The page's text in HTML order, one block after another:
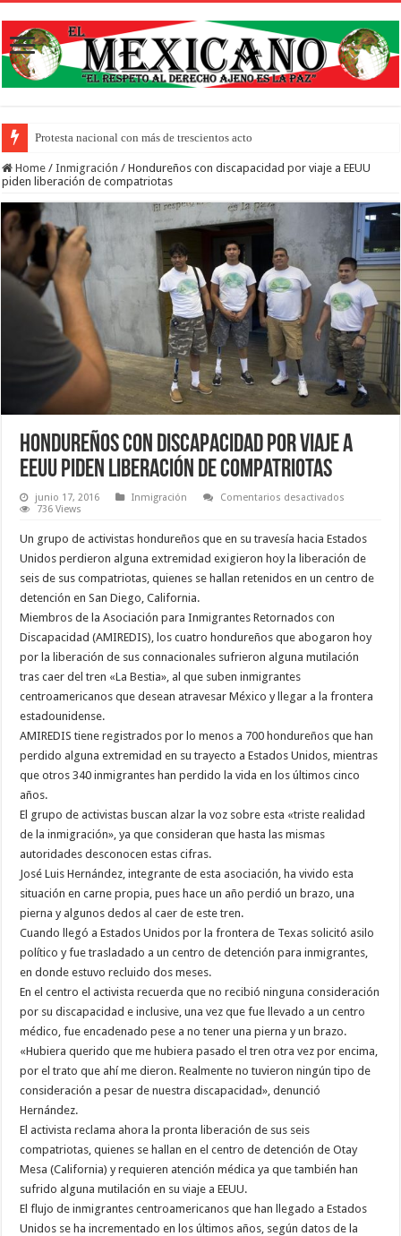
Protesta nacional con más de trescientos actos honra a inmigrantes muertos
Home / Inmigración / Hondureños con discapacidad por viaje a EEUU
piden liberación de compatriotas
Hondureños con discapacidad por viaje a
EEUU piden liberación de compatriotas
junio 17, 2016 Inmigración Comentarios desactivados
por
viaje
a
EEUU
736 Views
Un grupo de activistas hondureños que en su travesía hacia Estados
Unidos perdieron alguna extremidad exigieron hoy la liberación de
seis de sus compatriotas, quienes se hallan retenidos en un centro de
detención en San Diego, California.
Miembros de la Asociación para Inmigrantes Retornados con
Discapacidad (AMIREDIS), los cuatro hondureños que abogaron hoy
por la liberación de sus connacionales sufrieron alguna mutilación
tras caer del tren «La Bestia», al que suben inmigrantes
centroamericanos que desean atravesar México y llegar a la frontera
estadounidense.
AMIREDIS tiene registrados por lo menos a 700 hondureños que han
perdido alguna extremidad en su trayecto a Estados Unidos, mientras
que otros 340 inmigrantes han perdido la vida en los últimos cinco
años.
El grupo de activistas buscan alzar la voz sobre esta «triste realidad
de la inmigración», ya que consideran que hasta las mismas
autoridades desconocen estas cifras.
José Luis Hernández, integrante de esta asociación, ha vivido esta
situación en carne propia, pues hace un año perdió un brazo, una
pierna y algunos dedos al caer de este tren.
Cuando llegó a Estados Unidos por la frontera de Texas solicitó asilo
político y fue trasladado a un centro de detención para inmigrantes,
en donde estuvo recluido dos meses.
En el centro el activista recuerda que no recibió ninguna consideración
por su discapacidad e inclusive, una vez que fue llevado a un centro
médico, fue encadenado pese a no tener una pierna y un brazo.
«Hubiera querido que me hubiera pasado el tren otra vez por encima,
por el trato que ahí me dieron. Realmente no tuvieron ningún tipo de
consideración a pesar de nuestra discapacidad», denunció
Hernández.
El activista reclama ahora la pronta liberación de sus seis
compatriotas, quienes se hallan en el centro de detención de Otay
Mesa (California) y requieren atención médica ya que también han
sufrido alguna mutilación en su viaje a EEUU.
El flujo de inmigrantes centroamericanos que han llegado a Estados
Unidos se ha incrementado en los últimos años, según datos de la